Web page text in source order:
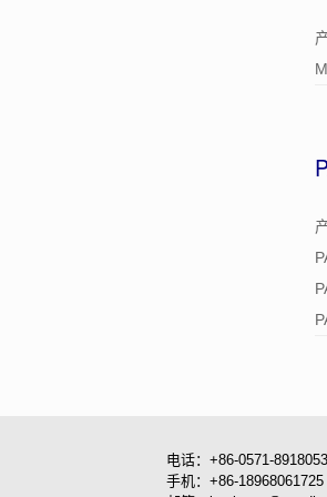
电话：+86-0571-
手机：+86-18968061725